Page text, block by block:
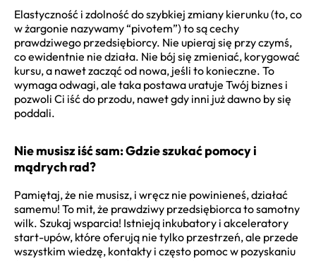
Elastyczność i zdolność do szybkiej zmiany kierunku (to, co
w żargonie nazywamy “pivotem”) to są cechy
prawdziwego przedsiębiorcy. Nie upieraj się przy czymś,
co ewidentnie nie działa. Nie bój się zmieniać, korygować
kursu, a nawet zacząć od nowa, jeśli to konieczne. To
wymaga odwagi, ale taka postawa uratuje Twój biznes i
pozwoli Ci iść do przodu, nawet gdy inni już dawno by się
poddali.
Nie musisz iść sam: Gdzie szukać pomocy i
mądrych rad?
Pamiętaj, że nie musisz, i wręcz nie powinieneś, działać
samemu! To mit, że prawdziwy przedsiębiorca to samotny
wilk. Szukaj wsparcia! Istnieją inkubatory i akceleratory
start-upów, które oferują nie tylko przestrzeń, ale przede
wszystkim wiedzę, kontakty i często pomoc w pozyskaniu